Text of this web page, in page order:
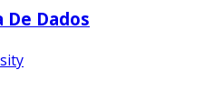
De Dados